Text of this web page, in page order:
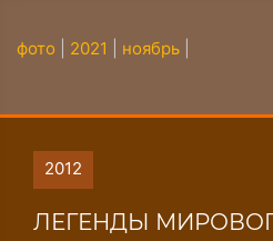
фото 2021 ноябрь
2012
ЛЕГЕНДЫ